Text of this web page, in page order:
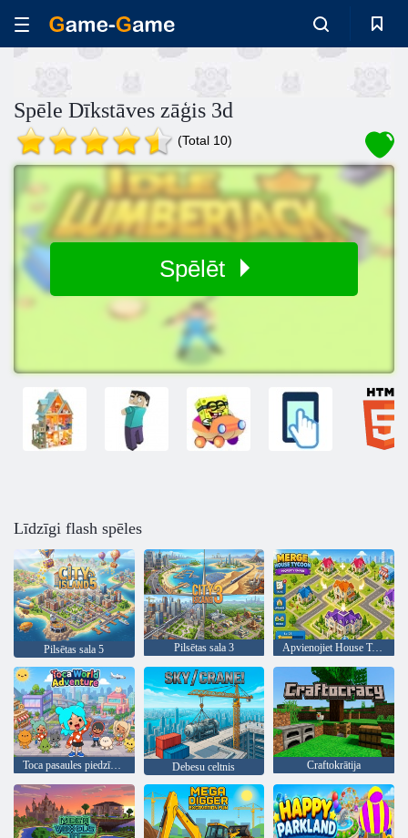
Spēle Dīkstāves zāģis 3d
(Total 10)
Spēlēt
Līdzīgi flash spēles
Pilsētas sala 5 Pilsētas sala 3 Apvienojiet House Tycoon Property Empire
Toca pasaules piedzīvojums Debesu celtnis Craftokrātija